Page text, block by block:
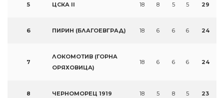
5 ЦСКА II 18 8 5 5 29
6 ПИРИН (БЛАГОЕВГРАД) 18 6 6 6 24
7
ЛОКОМОТИВ (ГОРНА
ОРЯХОВИЦА)
18 6 6 6 24
8 ЧЕРНОМОРЕЦ 1919 18 5 8 5 23